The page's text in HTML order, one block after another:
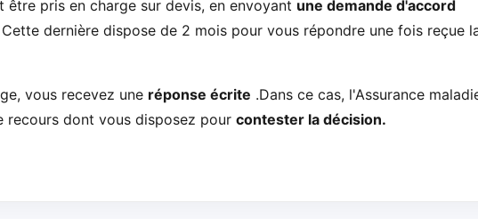
être pris en charge sur devis, en envoyant une demande d'accord
dernière dispose de 2 mois pour vous répondre une fois reçue
vous recevez une réponse écrite .Dans ce cas, l'Assurance
recours dont vous disposez pour contester la décision.